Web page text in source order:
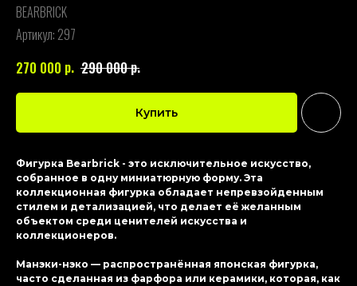
BEARBRICK
Артикул: 297
270 000 р. 290 000р.
Купить
Фигурка Bearbrick - это исключительное искусство,
собранное в одну миниатюрную форму. Эта
коллекционная фигурка обладает непревзойденным
стилем и детализацией, что делает её желанным
объектом среди ценителей искусства и
коллекционеров.
Манэки-нэко — распространённая японская фигурка,
часто сделанная из фарфора или керамики, которая, как